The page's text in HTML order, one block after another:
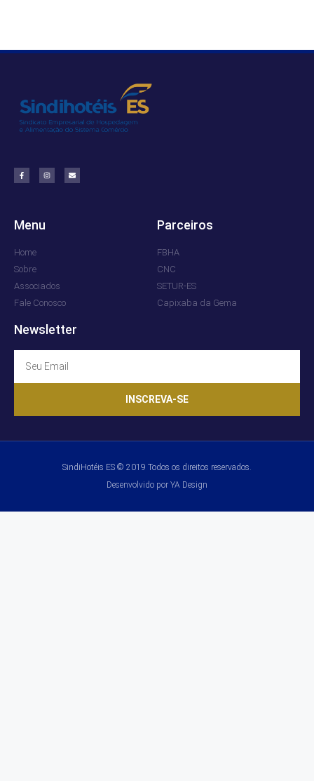
Menu
Home
Sobre
Associados
Fale Conosco
Parceiros
FBHA
CNC
SETUR-ES
Capixaba da Gema
Newsletter
INSCREVA-SE
SindiHotéis ES © 2019 Todos os direitos reservados.
Desenvolvido por YA Design